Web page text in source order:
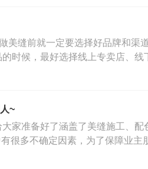
美缝前就一定要选择好品牌和渠
时候，最好选择线上专卖店、线
~
家准备好了涵盖了美缝施工、配
很多不确定因素，为了保障业主